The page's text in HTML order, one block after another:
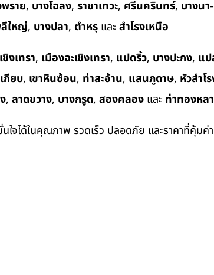
ราย, บางโฉลง, ราชาเทวะ, ศรีนครินทร์, บางนา
ใหญ่, บางปลา, ตำหรุ และสำโรงเหนือ
ชิงเทรา, เมืองฉะเชิงเทรา, แปดริ้ว, บางปะกง, แป
กียบ, เขาหินซ้อน, ท่าสะอ้าน, แสนภูดาษ, หัวสำโ
, ลาดขวาง, บางกรูด, สองคลอง และ ท่าทองหล
ใจได้ในคุณภาพ รวดเร็ว ปลอดภัย และราคาที่คุ้ม